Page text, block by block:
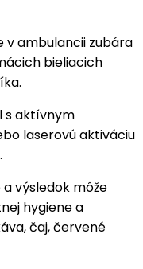
v ambulancii zubára
bieliacich
s aktívnym
laserovú aktiváciu
výsledok môže
hygiene a
čaj, červené